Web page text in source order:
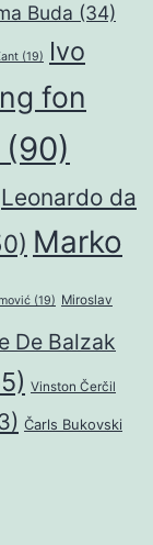
Buda (34)
(19)
Ivo
fon
(90)
Leonardo da
Marko
(19) Miroslav
De Balzak
Vinston Čerčil
Čarls Bukovski